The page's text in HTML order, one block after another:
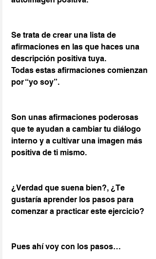
Se trata de crear una lista de
afirmaciones en las que haces una
descripción positiva tuya.
Todas estas afirmaciones comienzan
por “yo soy”.
Son unas afirmaciones poderosas
que te ayudan a cambiar tu diálogo
interno y a cultivar una imagen más
positiva de ti mismo.
¿Verdad que suena bien?, ¿Te
gustaría aprender los pasos para
comenzar a practicar este ejercicio?
Pues ahí voy con los pasos…